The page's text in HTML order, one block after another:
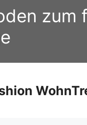
zum